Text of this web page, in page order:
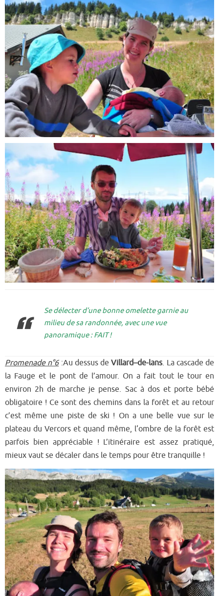
Se délecter d’une bonne omelette garnie au
milieu de sa randonnée, avec une vue
panoramique : FAIT !
Promenade n°6:Au dessus deVillard–de-lans. La cascade de
la Fauge et le pont de l’amour. On a fait tout le tour en
environ 2h de marche je pense. Sac à dos et porte bébé
obligatoire ! Ce sont des chemins dans la forêt et au retour
c’est même une piste de ski ! On a une belle vue sur le
plateau du Vercors et quand même, l‘ombre de la forêt est
parfois bien appréciable ! L’itinéraire est assez pratiqué,
mieux vaut se décaler dans le temps pour être tranquille !